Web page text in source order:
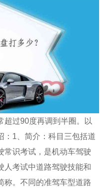
超过90度再调到半圈。以
：1、简介：科目三包括道
常识考试，是机动车驾驶
人考试中道路驾驶技能和
称。不同的准驾车型道路